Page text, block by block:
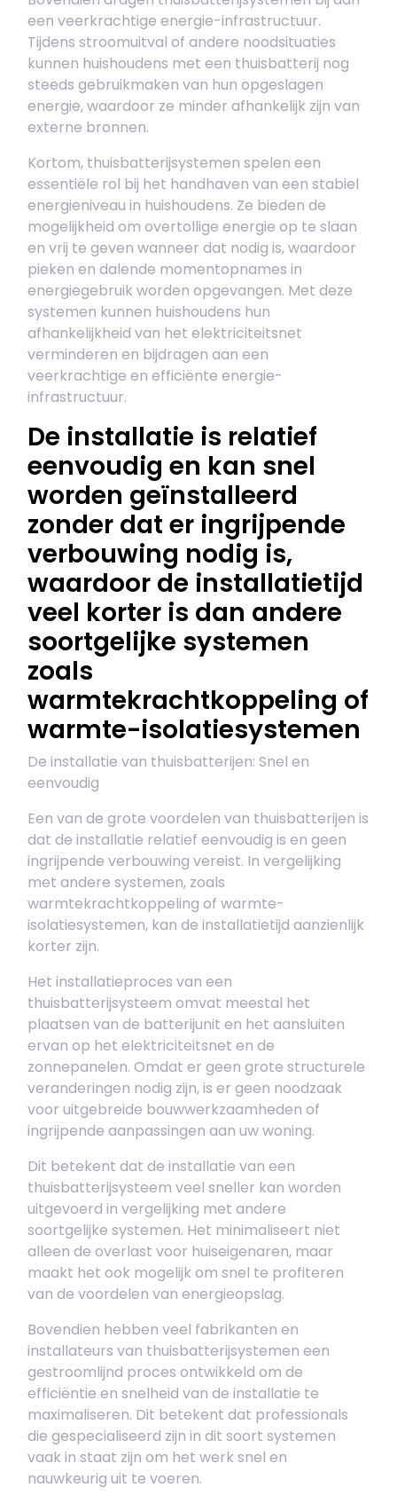
een veerkrachtige energie-infrastructuur.
Tijdens stroomuitval of andere noodsituaties
kunnen huishoudens met een thuisbatterij nog
steeds gebruikmaken van hun opgeslagen
energie, waardoor ze minder afhankelijk zijn van
externe bronnen.
Kortom, thuisbatterijsystemen spelen een
essentiële rol bij het handhaven van een stabiel
energieniveau in huishoudens. Ze bieden de
mogelijkheid om overtollige energie op te slaan
en vrij te geven wanneer dat nodig is, waardoor
pieken en dalende momentopnames in
energiegebruik worden opgevangen. Met deze
systemen kunnen huishoudens hun
afhankelijkheid van het elektriciteitsnet
verminderen en bijdragen aan een
veerkrachtige en efficiënte energie-
infrastructuur.
De installatie is relatief
eenvoudig en kan snel
worden geïnstalleerd
zonder dat er ingrijpende
verbouwing nodig is,
waardoor de installatietijd
veel korter is dan andere
soortgelijke systemen
zoals
warmtekrachtkoppeling of
warmte-isolatiesystemen
De installatie van thuisbatterijen: Snel en
eenvoudig
Een van de grote voordelen van thuisbatterijen is
dat de installatie relatief eenvoudig is en geen
ingrijpende verbouwing vereist. In vergelijking
met andere systemen, zoals
warmtekrachtkoppeling of warmte-
isolatiesystemen, kan de installatietijd aanzienlijk
korter zijn.
Het installatieproces van een
thuisbatterijsysteem omvat meestal het
plaatsen van de batterijunit en het aansluiten
ervan op het elektriciteitsnet en de
zonnepanelen. Omdat er geen grote structurele
veranderingen nodig zijn, is er geen noodzaak
voor uitgebreide bouwwerkzaamheden of
ingrijpende aanpassingen aan uw woning.
Dit betekent dat de installatie van een
thuisbatterijsysteem veel sneller kan worden
uitgevoerd in vergelijking met andere
soortgelijke systemen. Het minimaliseert niet
alleen de overlast voor huiseigenaren, maar
maakt het ook mogelijk om snel te profiteren
van de voordelen van energieopslag.
Bovendien hebben veel fabrikanten en
installateurs van thuisbatterijsystemen een
gestroomlijnd proces ontwikkeld om de
efficiëntie en snelheid van de installatie te
maximaliseren. Dit betekent dat professionals
die gespecialiseerd zijn in dit soort systemen
vaak in staat zijn om het werk snel en
nauwkeurig uit te voeren.